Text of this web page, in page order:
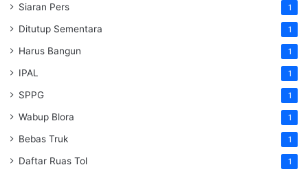
Siaran Pers 1
Ditutup Sementara 1
Harus Bangun 1
IPAL 1
SPPG 1
Wabup Blora 1
Bebas Truk 1
Daftar Ruas Tol 1